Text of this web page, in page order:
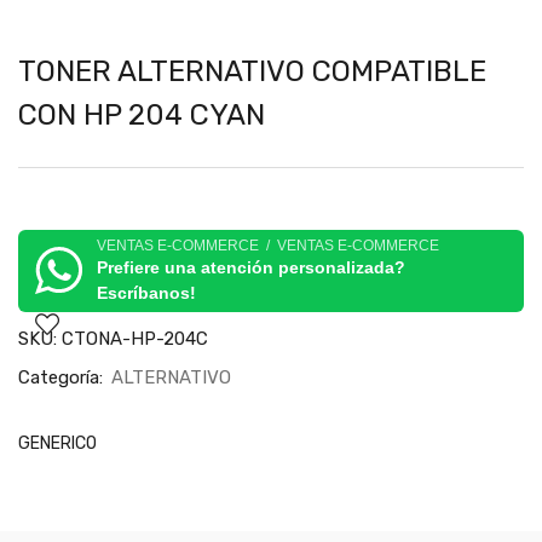
TONER ALTERNATIVO COMPATIBLE
CON HP 204 CYAN
VENTAS E-COMMERCE / VENTAS E-COMMERCE
Prefiere una atención personalizada?
Escríbanos!
SKU: CTONA-HP-204C
Categoría: ALTERNATIVO
GENERICO